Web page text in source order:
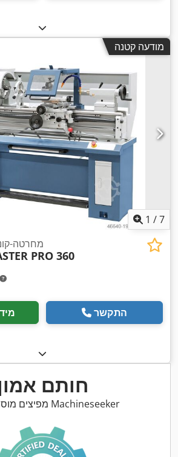
מודעה קטנה
1 /7
מחרטה-
PRO 360
התקשר
חותם
מפיצים מוסמכים של Machineseeker